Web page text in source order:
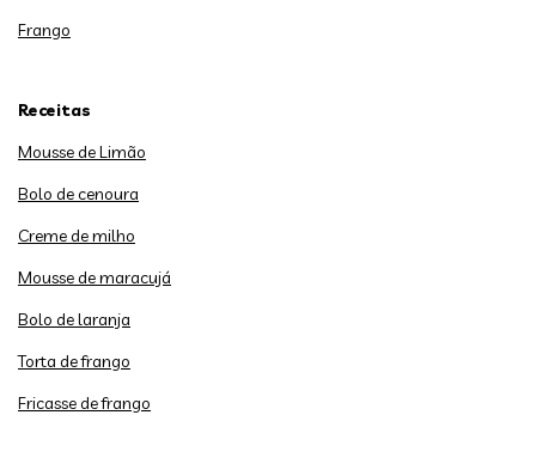
Frango
Receitas
Mousse de Limão
Bolo de cenoura
Creme de milho
Mousse de maracujá
Bolo de laranja
Torta de frango
Fricasse de frango